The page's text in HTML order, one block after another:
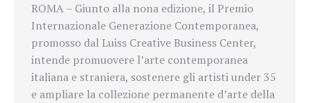
ROMA – Giunto alla nona edizione, il Premio
Internazionale Generazione Contemporanea,
promosso dal Luiss Creative Business Center,
intende promuovere l’arte contemporanea
italiana e straniera, sostenere gli artisti under 35
e ampliare la collezione permanente d’arte della